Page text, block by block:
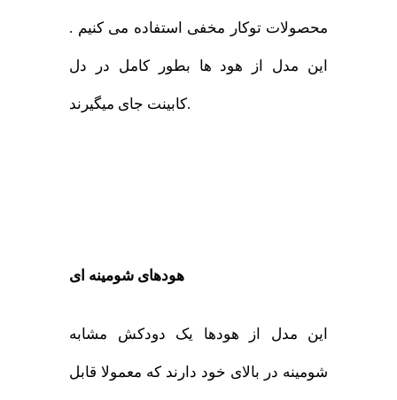
محصولات توکار مخفی استفاده می کنیم .
این مدل از هود ها بطور کامل در دل
کابینت جای میگیرند.
هودهای شومینه ای
این مدل از هودها یک دودکش مشابه
شومینه در بالای خود دارند که معمولا قابل